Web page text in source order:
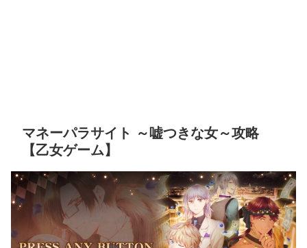
マネーパラサイト ～嘘つきな女～攻略
【乙女ゲーム】